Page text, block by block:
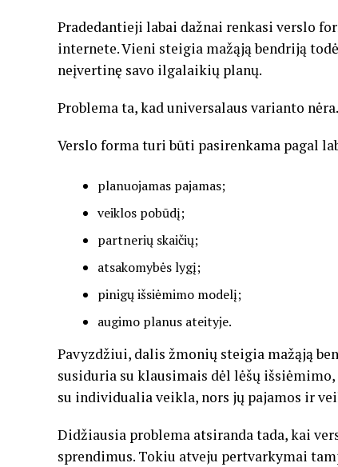
Pradedantieji labai dažnai renkasi verslo
internete. Vieni steigia mažąją bendriją
neįvertinę savo ilgalaikių planų.
Problema ta, kad universalaus varianto nėra.
Verslo forma turi būti pasirenkama pagal
planuojamas pajamas;
veiklos pobūdį;
partnerių skaičių;
atsakomybės lygį;
pinigų išsiėmimo modelį;
augimo planus ateityje.
Pavyzdžiui, dalis žmonių steigia mažąją
susiduria su klausimais dėl lėšų
su individualia veikla, nors jų pajamos ir
Didžiausia problema atsiranda tada, kai
sprendimus. Tokiu atveju pertvarkymai